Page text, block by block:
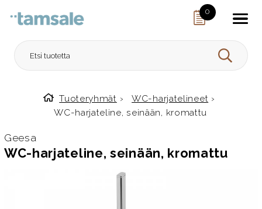
0
HAE
Etusivulle
Tuoteryhmät › WC-harjatelineet ›
WC-harjateline, seinään, kromattu
Geesa
WC-harjateline, seinään, kromattu